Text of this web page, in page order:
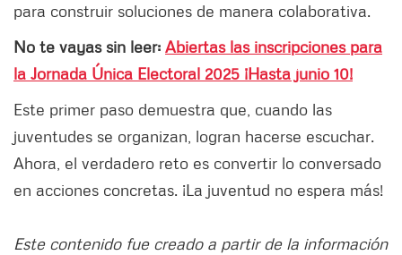
para construir soluciones de manera colaborativa.
No te vayas sin leer: Abiertas las inscripciones para
la Jornada Única Electoral 2025 ¡Hasta junio 10!
Este primer paso demuestra que, cuando las
juventudes se organizan, logran hacerse escuchar.
Ahora, el verdadero reto es convertir lo conversado
en acciones concretas. ¡La juventud no espera más!
Este contenido fue creado a partir de la información